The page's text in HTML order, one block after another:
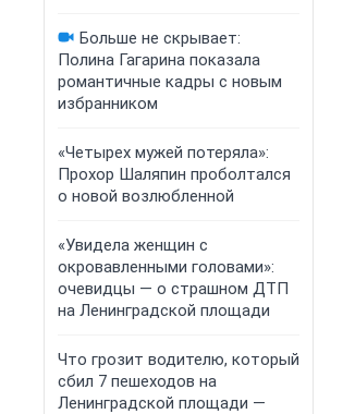
Больше не скрывает:
Полина Гагарина показала
романтичные кадры с новым
избранником
«Четырех мужей потеряла»:
Прохор Шаляпин проболтался
о новой возлюбленной
«Увидела женщин с
окровавленными головами»:
очевидцы — о страшном ДТП
на Ленинградской площади
Что грозит водителю, который
сбил 7 пешеходов на
Ленинградской площади —